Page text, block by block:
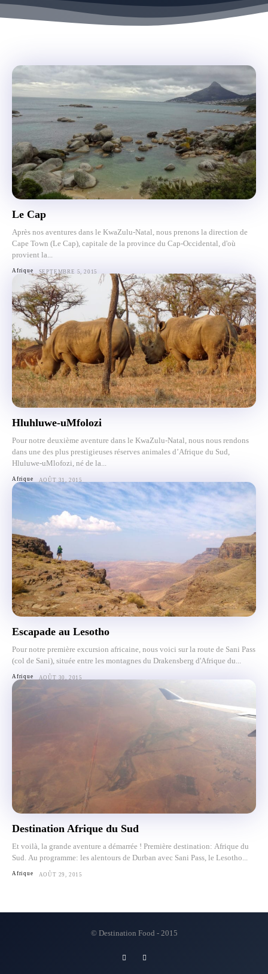
Le Cap
Après nos aventures dans le KwaZulu-Natal, nous prenons la direction de
Cape Town (Le Cap), capitale de la province du Cap-Occidental, d'où
provient la...
Afrique SEPTEMBRE 5, 2015
Hluhluwe-uMfolozi
Pour notre deuxième aventure dans le KwaZulu-Natal, nous nous rendons
dans une des plus prestigieuses réserves animales d’Afrique du Sud,
Hluluwe-uMlofozi, né de la...
Afrique AOÛT 31, 2015
Escapade au Lesotho
Pour notre première excursion africaine, nous voici sur la route de Sani Pass
(col de Sani), située entre les montagnes du Drakensberg d'Afrique du...
Afrique AOÛT 30, 2015
Destination Afrique du Sud
Et voilà, la grande aventure a démarrée ! Première destination: Afrique du
Sud. Au programme: les alentours de Durban avec Sani Pass, le Lesotho...
Afrique AOÛT 29, 2015
© Destination Food - 2015